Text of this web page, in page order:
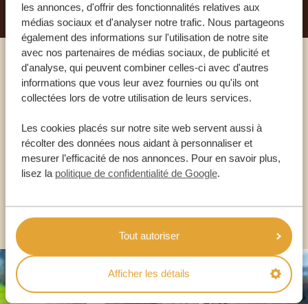
les annonces, d'offrir des fonctionnalités relatives aux
médias sociaux et d'analyser notre trafic. Nous partageons
également des informations sur l'utilisation de notre site
avec nos partenaires de médias sociaux, de publicité et
d'analyse, qui peuvent combiner celles-ci avec d'autres
informations que vous leur avez fournies ou qu'ils ont
collectées lors de votre utilisation de leurs services.
Les cookies placés sur notre site web servent aussi à
récolter des données nous aidant à personnaliser et
mesurer l’efficacité de nos annonces. Pour en savoir plus,
lisez la politique de confidentialité de Google.
Tout autoriser
Afficher les détails
Appelez un expert
+33 2 57 88 00 88
AUTRES PAYS